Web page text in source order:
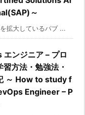
～
拡大しているパブ ...
エンジニア – プロ
方法・勉強法・
～ How to study f
Engineer – P